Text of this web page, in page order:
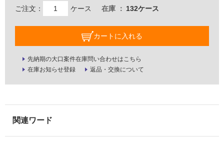
ご注文： ケース 在庫 132ケース
カートに入れる
先納期の大口案件在庫問い合わせはこちら
在庫お知らせ登録
返品・交換について
内
壁・
壁・
壁
使